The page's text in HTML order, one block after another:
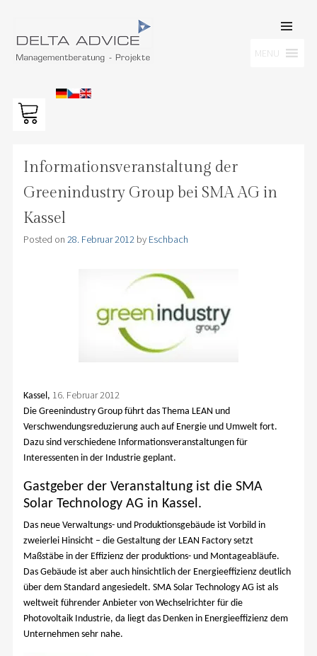
CONTENT
MENU
Informationsveranstaltung der
Greenindustry Group bei SMA AG in
Kassel
Posted on 28. Februar 2012by Eschbach
Kassel, 16. Februar 2012
Die Greenindustry Group führt das Thema LEAN und
Verschwendungsreduzierung auch auf Energie und Umwelt fort.
Dazu sind verschiedene Informationsveranstaltungen für
Interessenten in der Industrie geplant.
Gastgeber der Veranstaltung ist die SMA
Solar Technology AG in Kassel.
Das neue Verwaltungs- und Produktionsgebäude ist Vorbild in
zweierlei Hinsicht – die Gestaltung der LEAN Factory setzt
Maßstäbe in der Effizienz der produktions- und Montageabläufe.
Das Gebäude ist aber auch hinsichtlich der Energieeffizienz deutlich
über dem Standard angesiedelt. SMA Solar Technology AG ist als
weltweit führender Anbieter von Wechselrichter für die
Photovoltaik Industrie, da liegt das Denken in Energieeffizienz dem
Unternehmen sehr nahe.